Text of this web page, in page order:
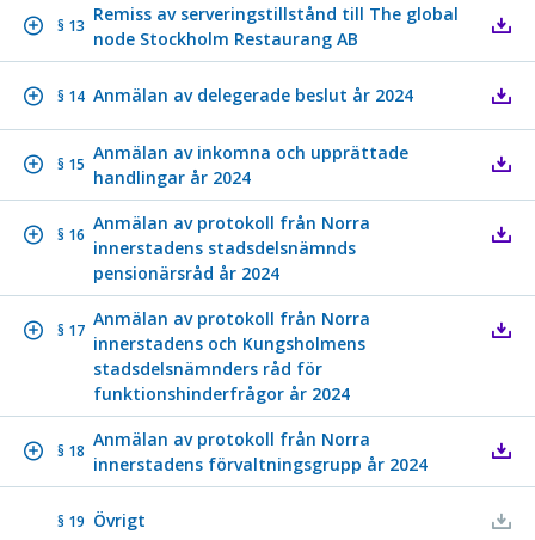
§ 13
Remiss av serveringstillstånd till The global
node Stockholm Restaurang AB
§ 14 Anmälan av delegerade beslut år 2024
§ 15
Anmälan av inkomna och upprättade
handlingar år 2024
§ 16
Anmälan av protokoll från Norra
innerstadens stadsdelsnämnds
pensionärsråd år 2024
§ 17
Anmälan av protokoll från Norra
innerstadens och Kungsholmens
stadsdelsnämnders råd för
funktionshinderfrågor år 2024
§ 18
Anmälan av protokoll från Norra
innerstadens förvaltningsgrupp år 2024
§ 19 Övrigt